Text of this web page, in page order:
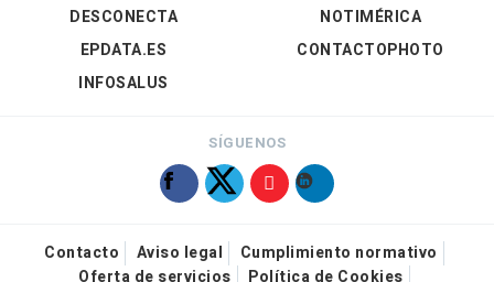
DESCONECTA
EPDATA.ES
INFOSALUS
NOTIMÉRICA
CONTACTOPHOTO
SÍGUENOS
Contacto Aviso legal
Cumplimiento normativo
Oferta de servicios
Política de Cookies